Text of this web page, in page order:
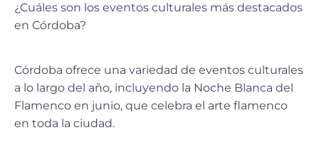
¿Cuáles son los eventos culturales más destacados
en Córdoba?
Córdoba ofrece una variedad de eventos culturales
a lo largo del año, incluyendo la Noche Blanca del
Flamenco en junio, que celebra el arte flamenco
en toda la ciudad.